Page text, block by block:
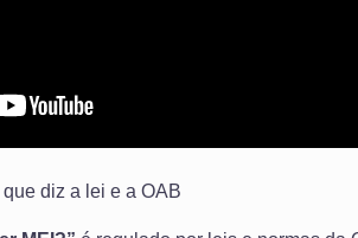
diz a lei e a OAB